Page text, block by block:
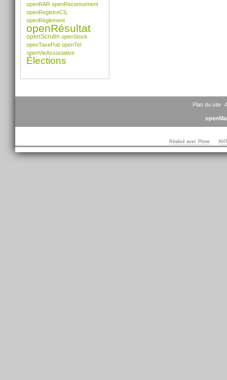
openRAR openRecensement
openRegistreCIL
openRèglement
openRésultat
openScrutin openStock
openTaxePub openTel
openVieAssociative
Élections
Plan du site
Réalisé avec Plone